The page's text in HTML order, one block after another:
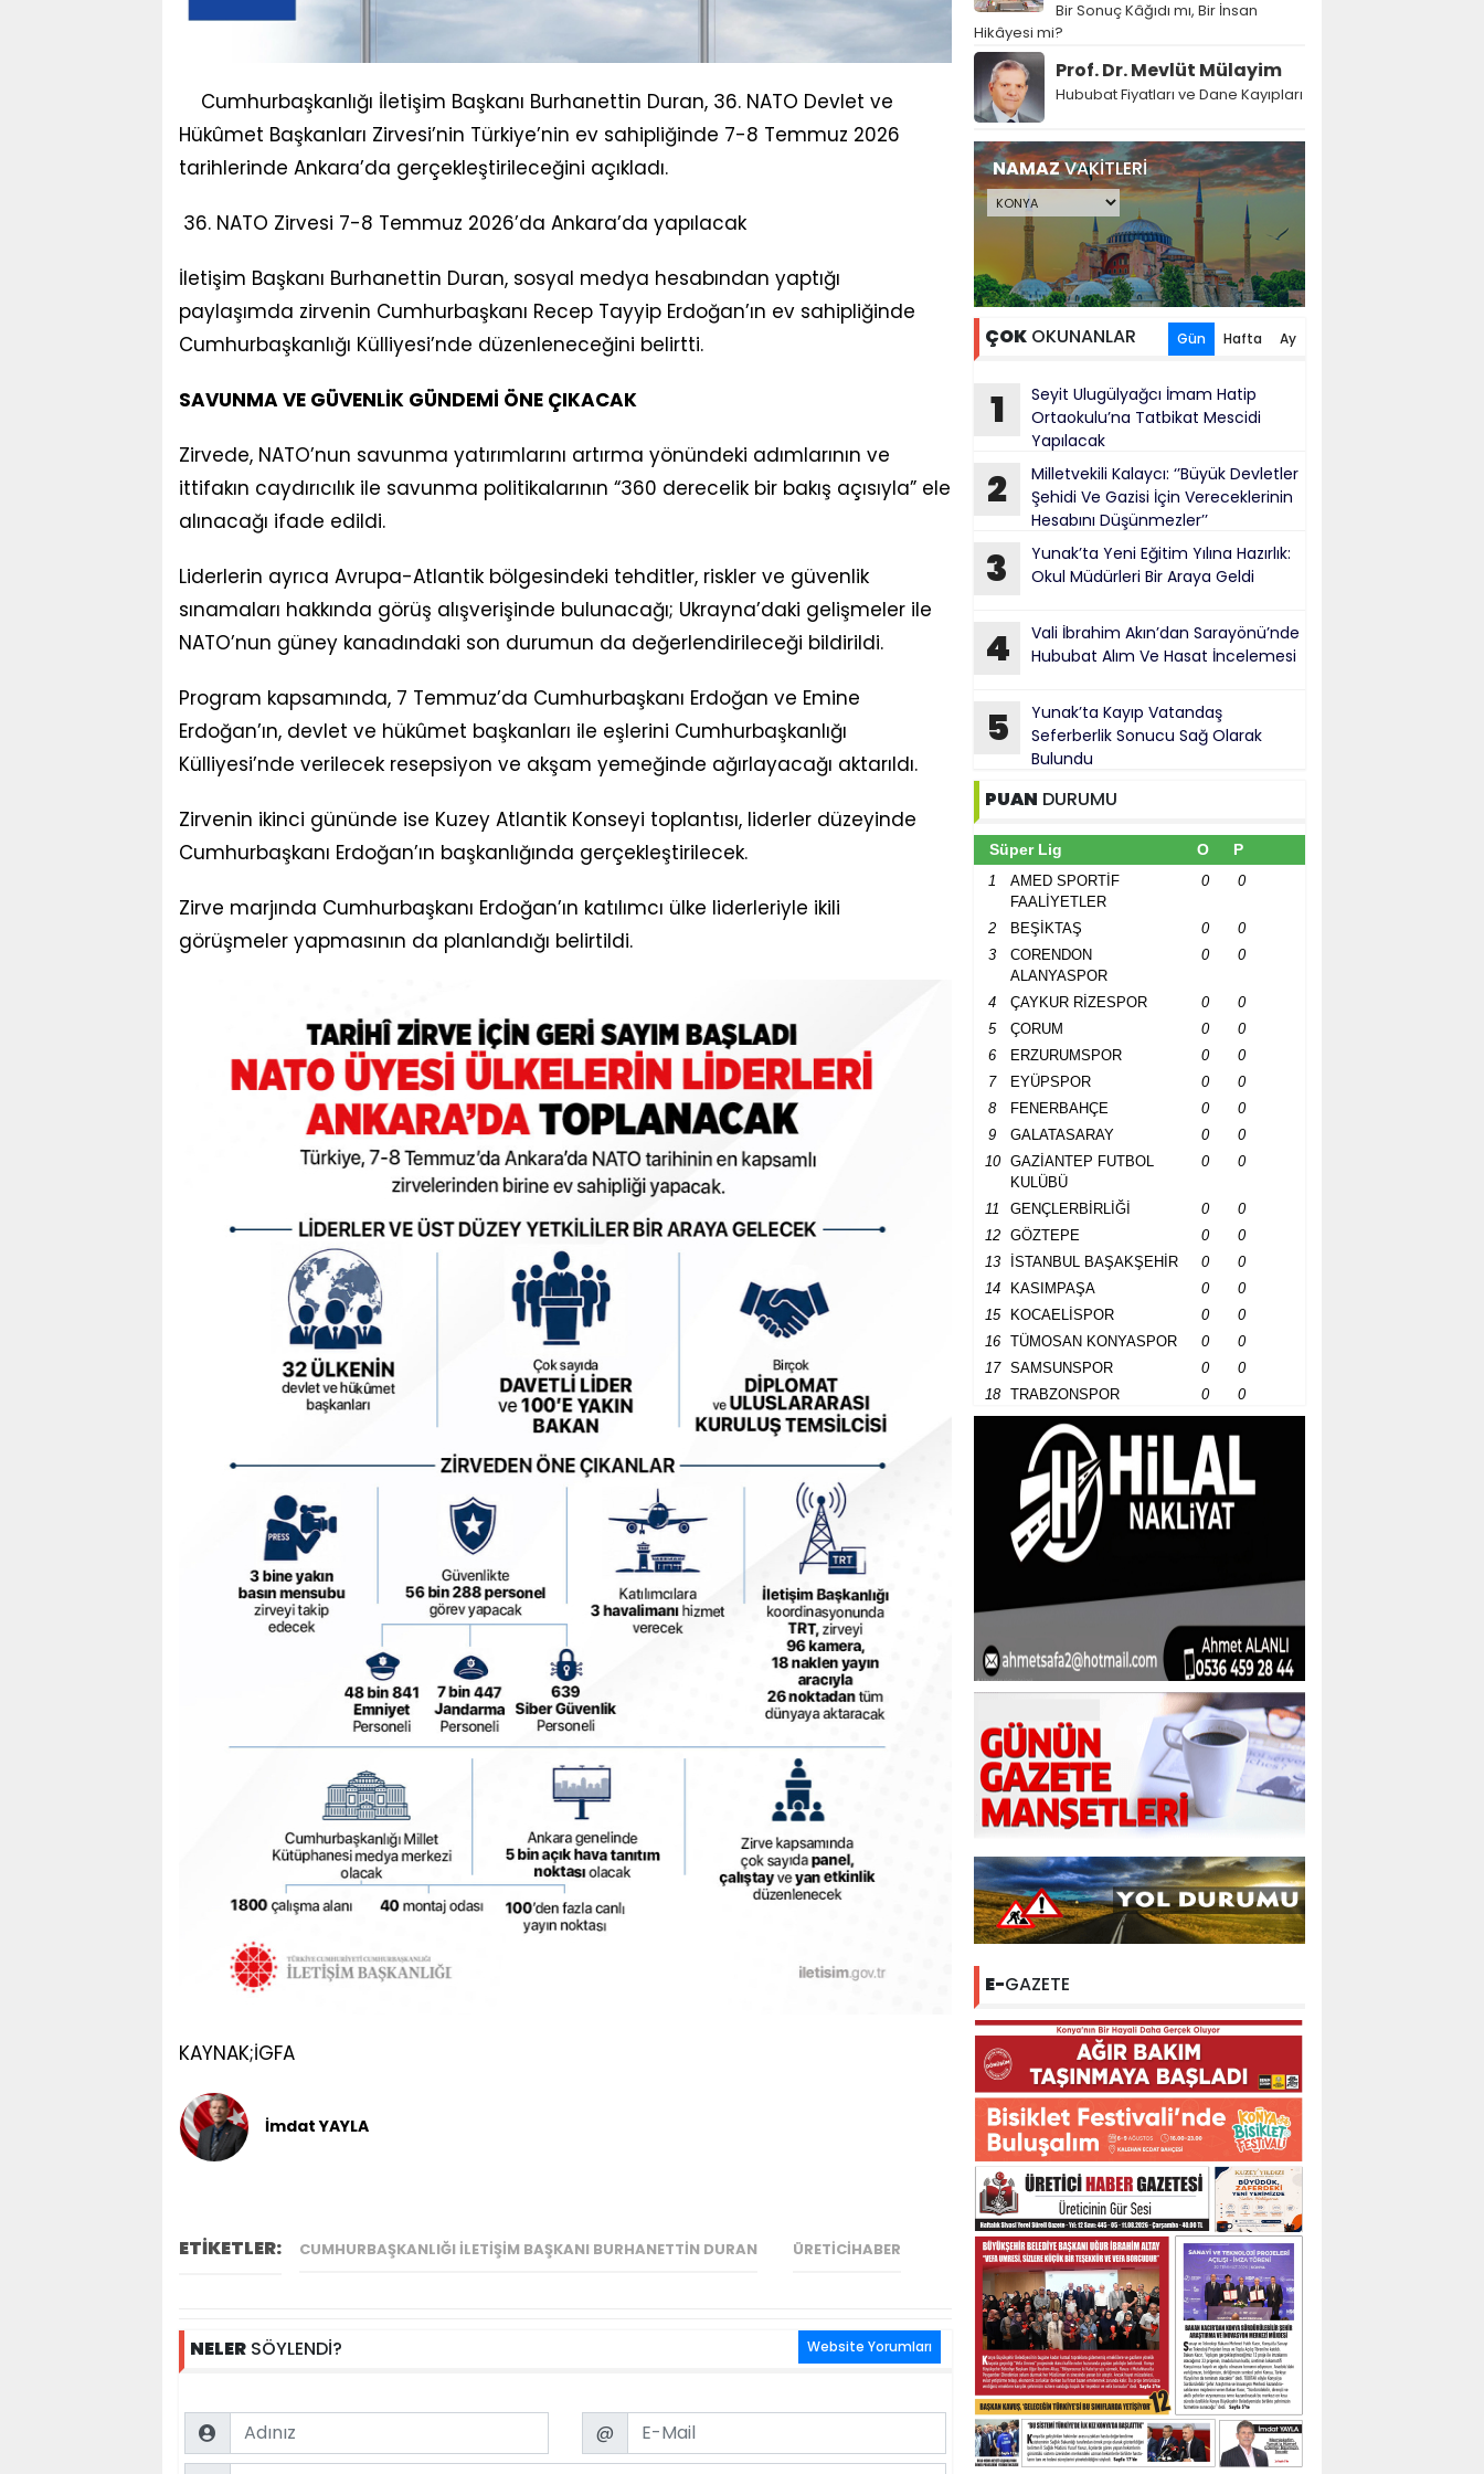
Cumhurbaşkanlığı İletişim Başkanı Burhanettin Duran, 36. NATO Devlet ve
Hükûmet Başkanları Zirvesi’nin Türkiye’nin ev sahipliğinde 7-8 Temmuz 2026
tarihlerinde Ankara’da gerçekleştirileceğini açıkladı.
36. NATO Zirvesi 7-8 Temmuz 2026’da Ankara’da yapılacak
İletişim Başkanı Burhanettin Duran, sosyal medya hesabından yaptığı
paylaşımda zirvenin Cumhurbaşkanı Recep Tayyip Erdoğan’ın ev sahipliğinde
Cumhurbaşkanlığı Külliyesi’nde düzenleneceğini belirtti.
SAVUNMA VE GÜVENLİK GÜNDEMİ ÖNE ÇIKACAK
Zirvede, NATO’nun savunma yatırımlarını artırma yönündeki adımlarının ve
ittifakın caydırıcılık ile savunma politikalarının “360 derecelik bir bakış açısıyla” ele
alınacağı ifade edildi.
Liderlerin ayrıca Avrupa-Atlantik bölgesindeki tehditler, riskler ve güvenlik
sınamaları hakkında görüş alışverişinde bulunacağı; Ukrayna’daki gelişmeler ile
NATO’nun güney kanadındaki son durumun da değerlendirileceği bildirildi.
Program kapsamında, 7 Temmuz’da Cumhurbaşkanı Erdoğan ve Emine
Erdoğan’ın, devlet ve hükûmet başkanları ile eşlerini Cumhurbaşkanlığı
Külliyesi’nde verilecek resepsiyon ve akşam yemeğinde ağırlayacağı aktarıldı.
Zirvenin ikinci gününde ise Kuzey Atlantik Konseyi toplantısı, liderler düzeyinde
Cumhurbaşkanı Erdoğan’ın başkanlığında gerçekleştirilecek.
Zirve marjında Cumhurbaşkanı Erdoğan’ın katılımcı ülke liderleriyle ikili
görüşmeler yapmasının da planlandığı belirtildi.
KAYNAK;İGFA
İmdat YAYLA
ETİKETLER: CUMHURBAŞKANLIĞI İLETIŞIM BAŞKANI BURHANETTIN DURAN ÜRETICIHABER
NELER SÖYLENDİ? Website Yorumları
Name Email
@
Bir Sonuç Kâğıdı mı, Bir İnsan
Hikâyesi mi?
Prof. Dr. Mevlüt Mülayim
Hububat Fiyatları ve Dane Kayıpları
NAMAZVAKİTLERİ
ÇOK OKUNANLAR Gün Hafta Ay
1
Seyit Ulugülyağcı İmam Hatip
Ortaokulu’na Tatbikat Mescidi
Yapılacak
2
Milletvekili Kalaycı: ‘’Büyük Devletler
Şehidi Ve Gazisi İçin Vereceklerinin
Hesabını Düşünmezler’’
3
Yunak’ta Yeni Eğitim Yılına Hazırlık:
Okul Müdürleri Bir Araya Geldi
4
Vali İbrahim Akın’dan Sarayönü’nde
Hububat Alım Ve Hasat İncelemesi
5
Yunak’ta Kayıp Vatandaş
Seferberlik Sonucu Sağ Olarak
Bulundu
PUAN DURUMU
Süper Lig O P
1
AMED SPORTİF
FAALİYETLER
0 0
2 BEŞİKTAŞ 0
0
3
CORENDON
ALANYASPOR
0 0
4 ÇAYKUR RİZESPOR 0
0
5
ÇORUM 0
0
6
ERZURUMSPOR 0
0
7
EYÜPSPOR 0
0
8
FENERBAHÇE 0
0
9
GALATASARAY 0
0
10
GAZİANTEP FUTBOL
KULÜBÜ
0 0
11 GENÇLERBİRLİĞİ 0
0
12
GÖZTEPE 0
0
13
İSTANBUL BAŞAKŞEHİR 0
0
14
KASIMPAŞA 0
0
15
KOCAELİSPOR 0
0
16
TÜMOSAN KONYASPOR 0
0
17
SAMSUNSPOR 0
0
18
TRABZONSPOR 0 0
E-GAZETE